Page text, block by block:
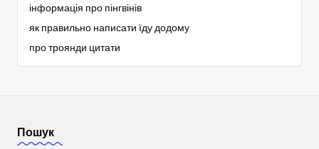
інформація про пінгвінів
як правильно написати їду додому
про троянди цитати
Пошук